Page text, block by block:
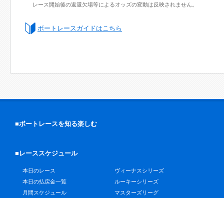
レース開始後の返還欠場等によるオッズの変動は反映されません。
ボートレースガイドはこちら
■ボートレースを知る楽しむ
■レーススケジュール
本日のレース
本日の払戻金一覧
月間スケジュール
ヴィーナスシリーズ
ルーキーシリーズ
マスターズリーグ